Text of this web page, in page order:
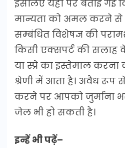
इसलिए यहाँ पर बताई गई
मान्यता को अमल करने से
सम्बंधित विशेषज्ञ की
किसी एक्सपर्ट की सलाह
या स्प्रे का इस्तेमाल
श्रेणी में आता है। अवैध रूप
करने पर आपको जुर्माना
जेल भी हो सकती है।
इन्हें भी पढ़ें–